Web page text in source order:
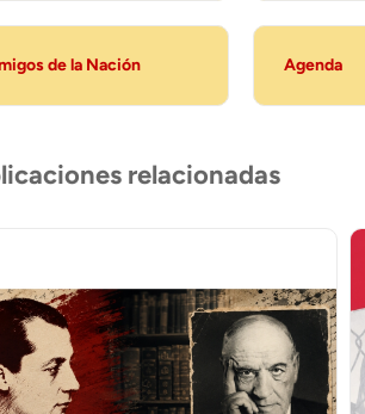
de la Nación Agenda
relacionadas